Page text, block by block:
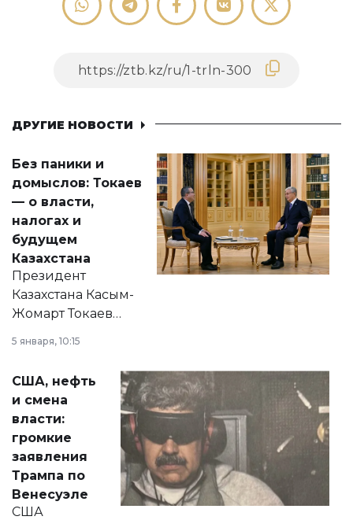
ДРУГИЕ НОВОСТИ
Без паники и
домыслов: Токаев
— о власти,
налогах и
будущем
Казахстана
Президент
Казахстана Касым-
Жомарт Токаев
сразу несколько
актуальных тем —
от слухов о
политических
реформах до
вопросов армии,
экономики и
личного здоровья.
5 января, 10:15
США, нефть
и смена
власти:
громкие
заявления
Трампа по
Венесуэле
США